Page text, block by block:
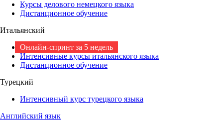
Курсы делового немецкого языка
Дистанционное обучение
Итальянский
Онлайн-спринт за 5 недель
Интенсивные курсы итальянского языка
Дистанционное обучение
Турецкий
Интенсивный курс турецкого языка
Английский язык